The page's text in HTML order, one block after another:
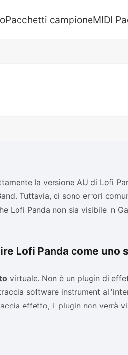
Pacchetti campioneMIDI
la versione AU di Lofi
Tuttavia, ci sono errori
Lofi Panda non sia visibile in
Lofi Panda come uno
virtuale. Non è un plugin di
software instrument
effetto, il plugin non verrà